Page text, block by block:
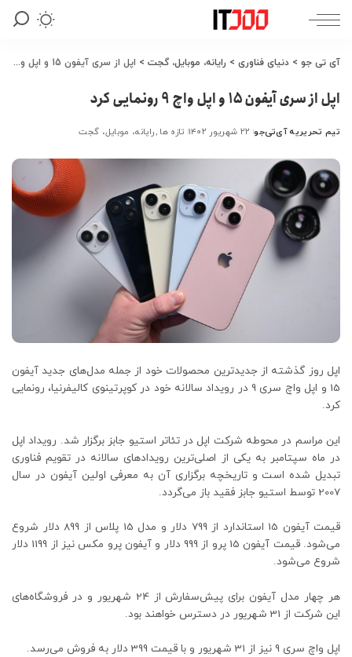
آی تی جو > دنیای فناوری > رایانه، موبایل، گجت > اپل از سری آیفون 15 و اپل واچ 9 رونمایی کرد
اپل از سری آیفون 15 و اپل واچ 9 رونمایی کرد
ارسال
توسط
تیم تحریریه آی‌تی‌جو ۲۲ شهریور ۱۴۰۲ تازه ها رایانه، موبایل، گجت
اپل روز گذشته از جدیدترین محصولات خود از جمله مدل‌های جدید آیفون
15 و اپل واچ سری 9 در رویداد سالانه خود در کوپرتینوی کالیفرنیا، رونمایی
کرد.
این مراسم در محوطه شرکت اپل در تئاتر استیو جابز برگزار شد. رویداد اپل
در ماه سپتامبر به یکی از اصلی‌ترین رویدادهای سالانه در تقویم فناوری
تبدیل شده است و تاریخچه برگزاری آن به معرفی اولین آیفون در سال
2007 توسط استیو جابز فقید باز می‌گردد.
قیمت آیفون 15 استاندارد از 799 دلار و مدل 15 پلاس از 899 دلار شروع
می‌شود. قیمت آیفون 15 پرو از 999 دلار و آیفون پرو مکس نیز از 1199 دلار
شروع می‌شود.
هر چهار مدل آیفون برای پیش‌سفارش از 24 شهریور و در فروشگاه‌های
این شرکت از 31 شهریور در دسترس خواهند بود.
اپل واچ سری 9 نیز از 31 شهریور و با قیمت 399 دلار به فروش می‌رسد.